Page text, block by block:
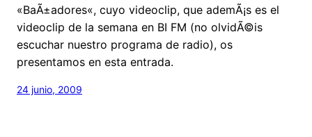
«BaÃ±adores«, cuyo videoclip, que ademÃ¡s es el
videoclip de la semana en BI FM (no olvidÃ©is
escuchar nuestro programa de radio), os
presentamos en esta entrada.
24 junio, 2009